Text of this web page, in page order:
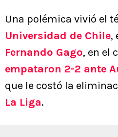
Una polémica vivió el
Universidad de Chile,
Fernando Gago, en el
empataron 2-2 ante
que le costó la
La Liga.